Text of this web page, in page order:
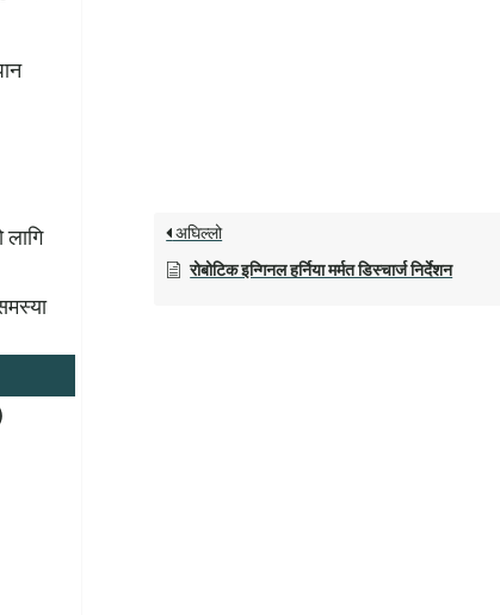
अघिल्लो
रोबोटिक इन्गिनल हर्निया मर्मत डिस्चार्ज निर्देशन